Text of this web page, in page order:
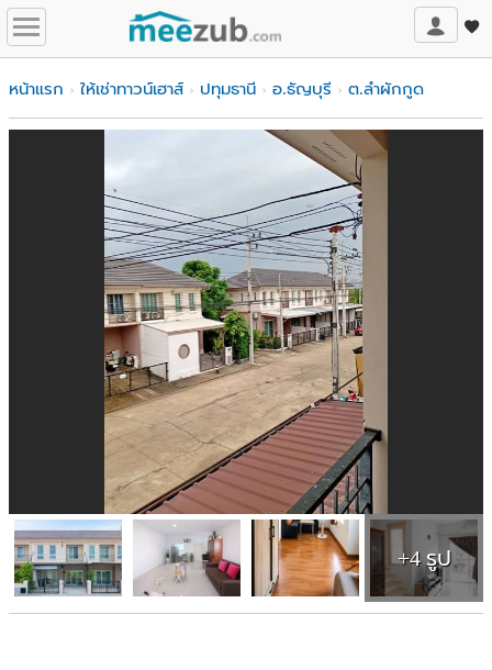
หน้าแรก ให้เช่าทาวน์เฮาส์ ปทุมธานี อ.ธัญบุรี ต.ลำผักกูด
+4 รูป